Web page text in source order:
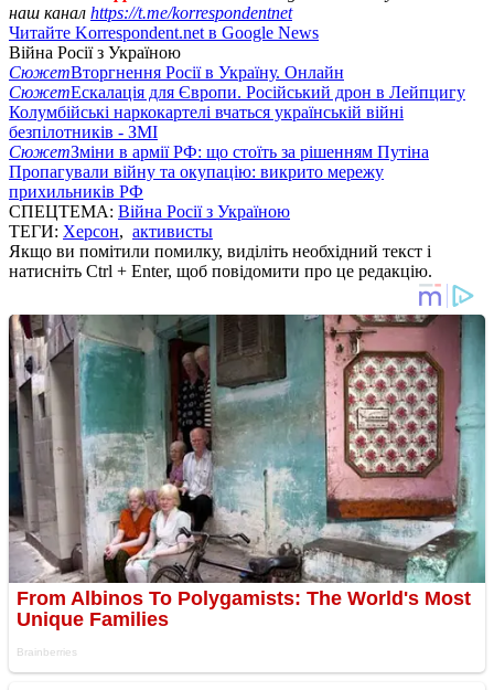
наш канал https://t.me/korrespondentnet
Читайте Korrespondent.net в Google News
Війна Росії з Україною
СюжетВторгнення Росії в Україну. Онлайн
СюжетЕскалація для Європи. Російський дрон в Лейпцигу
Колумбійські наркокартелі вчаться українській війні
безпілотників - ЗМІ
СюжетЗміни в армії РФ: що стоїть за рішенням Путіна
Пропагували війну та окупацію: викрито мережу
прихильників РФ
СПЕЦТЕМА: Війна Росії з Україною
ТЕГИ: Херсон, активисты
Якщо ви помітили помилку, виділіть необхідний текст і
натисніть Ctrl + Enter, щоб повідомити про це редакцію.